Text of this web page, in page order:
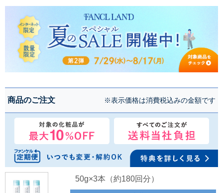
商品のご注文 ※表示価格は消費税込みの金額です
50g×3本（約180回分）